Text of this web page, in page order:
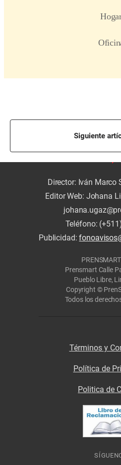
Siguiente
Director: Iván Marco
Editor Web: Johana
Teléfono:
Publicidad:
Prensmart Calle
Pueblo Libre,
Copyright ©
Todos los
Términos y
Política de
Politica de